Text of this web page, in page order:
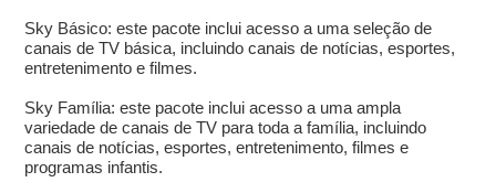
Sky Básico: este pacote inclui acesso a uma seleção de
canais de TV básica, incluindo canais de notícias, esportes,
entretenimento e filmes.
Sky Família: este pacote inclui acesso a uma ampla
variedade de canais de TV para toda a família, incluindo
canais de notícias, esportes, entretenimento, filmes e
programas infantis.